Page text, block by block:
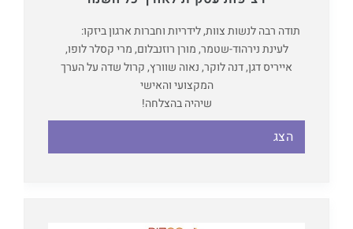
תודה רבה לנשות צוות, לידריות וחברות ארגון ביזקו:
לעינת נירהוד-שטמר, מורן רוזנבלום, מרי קסלר לופו,
אייריס דגן, דנה לוקר, נאוה שוורץ, קרול שדה על הערך
המקצועי והאישי
שיהיה בהצלחה!
הצג